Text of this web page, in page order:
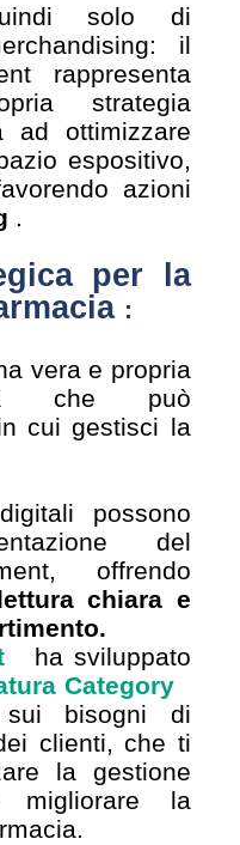
solo di
il
rappresenta
strategia
ad ottimizzare
espositivo,
azioni
.
per la
:
vera e propria
che può
cui gestisci la
possono
del
offrendo
chiara e
ha sviluppato
Category
sui bisogni di
clienti, che ti
la gestione
migliorare la